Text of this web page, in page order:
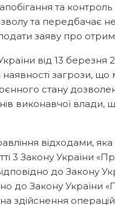
та
та передбачає
заяву про
України від 13
загрози,
стану
виконавчої
відходами,
3 Закону України
до Закону
до Закону України
операцій